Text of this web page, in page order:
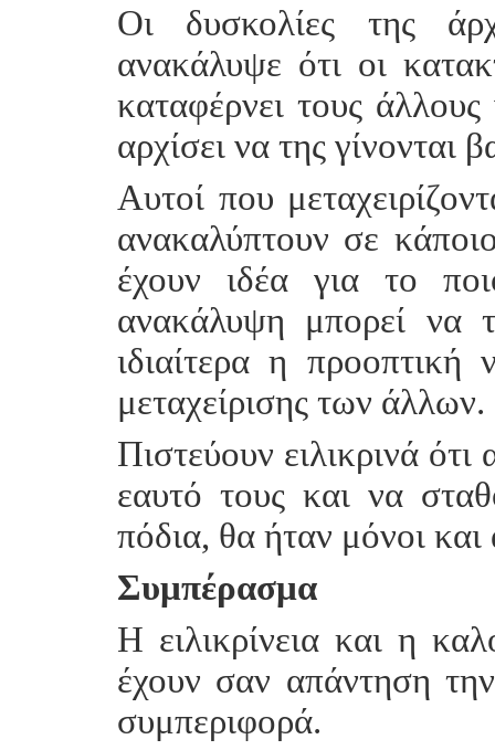
Οι δυσκολίες της
ανακάλυψε ότι οι
καταφέρνει τους
αρχίσει να της γίνονται
Αυτοί που
ανακαλύπτουν σε
έχουν ιδέα για το
ανακάλυψη μπορεί να
ιδιαίτερα η προοπτική
μεταχείρισης των άλλων.
Πιστεύουν ειλικρινά
εαυτό τους και να
πόδια, θα ήταν μόνοι και
Συμπέρασμα
Η ειλικρίνεια και η
έχουν σαν απάντηση
συμπεριφορά.